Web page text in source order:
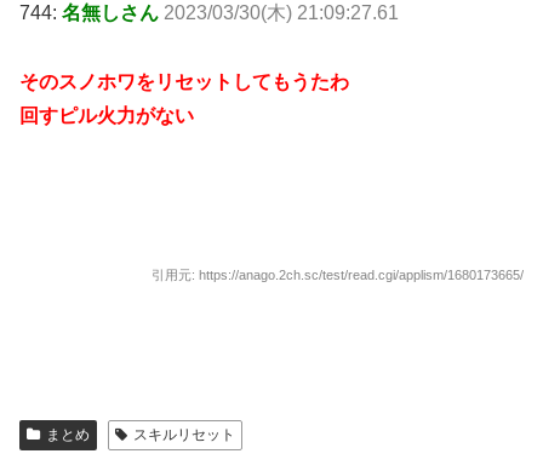
744: 名無しさん 2023/03/30(木) 21:09:27.61
そのスノホワをリセットしてもうたわ
回すピル火力がない
引用元: https://anago.2ch.sc/test/read.cgi/applism/1680173665/
まとめ スキルリセット